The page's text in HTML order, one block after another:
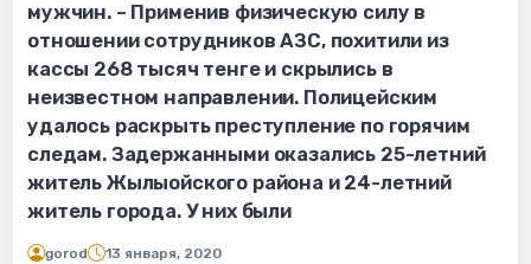
мужчин. – Применив физическую силу в
отношении сотрудников АЗС, похитили из
кассы 268 тысяч тенге и скрылись в
неизвестном направлении. Полицейским
удалось раскрыть преступление по горячим
следам. Задержанными оказались 25-летний
житель Жылыойского района и 24-летний
житель города. У них были
gorod 13 января, 2020